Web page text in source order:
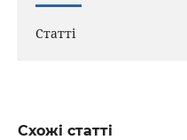
Статті
Схожі статті